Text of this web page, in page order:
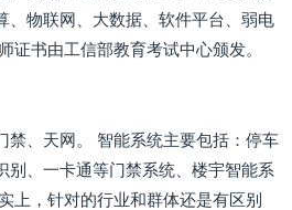
、物联网、大数据、软件平台、弱电
证书由工信部教育考试中心颁发。
禁、天网。 智能系统主要包括：停车
别、一卡通等门禁系统、楼宇智能系
上，针对的行业和群体还是有区别